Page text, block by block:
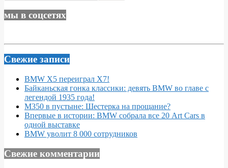
мы в соцсетях
Свежие записи
BMW X5 переиграл X7!
Байканьская гонка классики: девять BMW во главе с
легендой 1935 года!
M350 в пустыне: Шестерка на прощание?
Впервые в истории: BMW собрала все 20 Art Cars в
одной выставке
BMW уволит 8 000 сотрудников
Свежие комментарии